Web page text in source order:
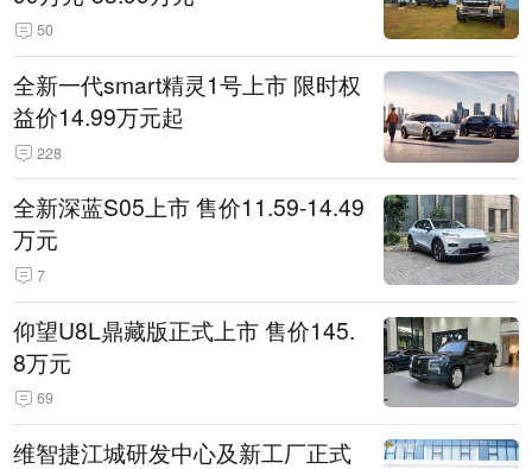
50
全新一代smart精灵1号上市 限时权
益价14.99万元起
228
全新深蓝S05上市 售价11.59-14.49
万元
7
仰望U8L鼎藏版正式上市 售价145.
8万元
69
维智捷江城研发中心及新工厂正式